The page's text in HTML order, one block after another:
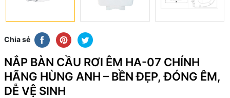
Chia sẻ
NẮP BÀN CẦU RƠI ÊM HA-07 CHÍNH
HÃNG HÙNG ANH – BỀN ĐẸP, ĐÓNG ÊM,
DỄ VỆ SINH